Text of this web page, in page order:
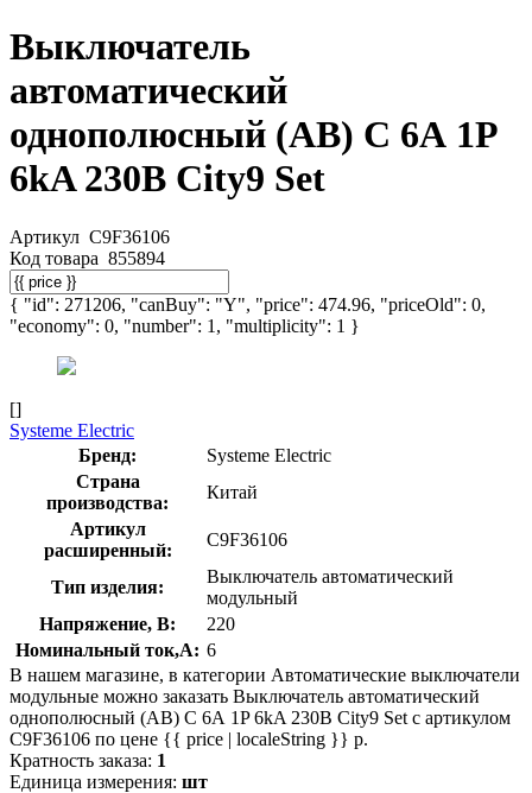
Выключатель
автоматический
однополюсный (АВ) С 6А 1P
6kA 230В City9 Set
Артикул C9F36106
Код товара 855894
{ "id": 271206, "canBuy": "Y", "price": 474.96, "priceOld": 0,
"economy": 0, "number": 1, "multiplicity": 1 }
[]
Systeme Electric
Бренд:
Systeme Electric
Страна
производства:
Китай
Артикул
расширенный:
C9F36106
Тип изделия:
Выключатель автоматический
модульный
Напряжение, В:
220
Номинальный ток,А: 6
В нашем магазине, в категории Автоматические выключатели
модульные можно заказать Выключатель автоматический
однополюсный (АВ) С 6А 1P 6kA 230В City9 Set с артикулом
C9F36106 по цене {{ price | localeString }} р.
Кратность заказа: 1
Единица измерения: шт